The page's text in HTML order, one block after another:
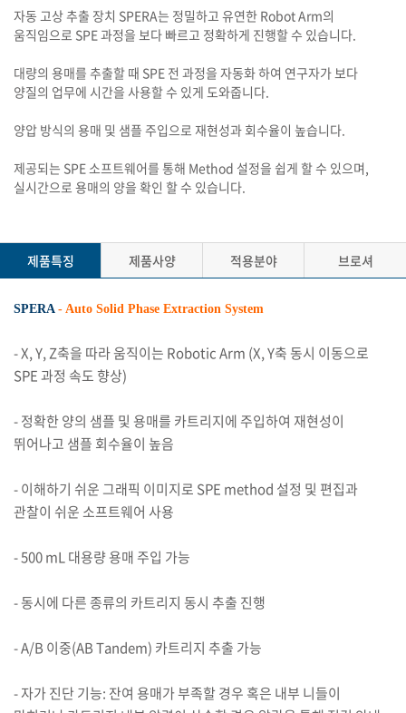
자동 고상 추출 장치 SPERA는 정밀하고 유연한 Robot Arm의
움직임으로 SPE 과정을 보다 빠르고 정확하게 진행할 수 있습니다.
대량의 용매를 추출할 때 SPE 전 과정을 자동화 하여 연구자가 보다
양질의 업무에 시간을 사용할 수 있게 도와줍니다.
양압 방식의 용매 및 샘플 주입으로 재현성과 회수율이 높습니다.
제공되는 SPE 소프트웨어를 통해 Method 설정을 쉽게 할 수 있으며,
실시간으로 용매의 양을 확인 할 수 있습니다.
제품특징 제품사양 적용분야 브로셔
SPERA - Auto Solid Phase Extraction System
- X, Y, Z축을 따라 움직이는 Robotic Arm (X, Y축 동시 이동으로
SPE 과정 속도 향상)
- 정확한 양의 샘플 및 용매를 카트리지에 주입하여 재현성이
뛰어나고 샘플 회수율이 높음
- 이해하기 쉬운 그래픽 이미지로 SPE method 설정 및 편집과
관찰이 쉬운 소프트웨어 사용
- 500 mL 대용량 용매 주입 가능
- 동시에 다른 종류의 카트리지 동시 추출 진행
- A/B 이중(AB Tandem) 카트리지 추출 가능
-자가 진단 기능: 잔여 용매가 부족할 경우 혹은 내부 니들이